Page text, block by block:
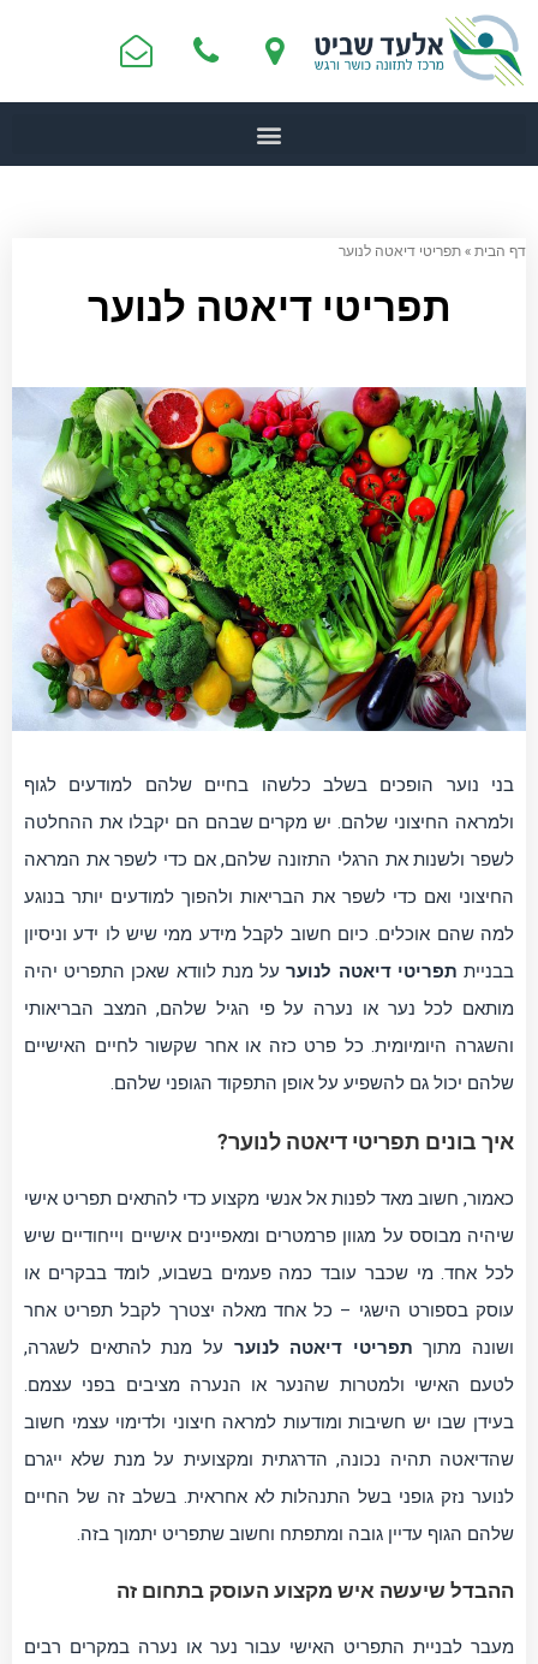
דף הבית»תפריטי דיאטה לנוער
תפריטי דיאטה לנוער
בני נוער הופכים בשלב כלשהו בחיים שלהם למודעים לגוף
ולמראה החיצוני שלהם. יש מקרים שבהם הם יקבלו את ההחלטה
לשפר ולשנות את הרגלי התזונה שלהם, אם כדי לשפר את המראה
החיצוני ואם כדי לשפר את הבריאות ולהפוך למודעים יותר בנוגע
למה שהם אוכלים. כיום חשוב לקבל מידע ממי שיש לו ידע וניסיון
בבניית תפריטי דיאטה לנוערעל מנת לוודא שאכן התפריט יהיה
מותאם לכל נער או נערה על פי הגיל שלהם, המצב הבריאותי
והשגרה היומיומית. כל פרט כזה או אחר שקשור לחיים האישיים
שלהם יכול גם להשפיע על אופן התפקוד הגופני שלהם.
איך בונים תפריטי דיאטה לנוער?
כאמור, חשוב מאד לפנות אל אנשי מקצוע כדי להתאים תפריט אישי
שיהיה מבוסס על מגוון פרמטרים ומאפיינים אישיים וייחודיים שיש
לכל אחד. מי שכבר עובד כמה פעמים בשבוע, לומד בבקרים או
עוסק בספורט הישגי – כל אחד מאלה יצטרך לקבל תפריט אחר
ושונה מתוך תפריטי דיאטה לנוער על מנת להתאים לשגרה,
לטעם האישי ולמטרות שהנער או הנערה מציבים בפני עצמם.
בעידן שבו יש חשיבות ומודעות למראה חיצוני ולדימוי עצמי חשוב
שהדיאטה תהיה נכונה, הדרגתית ומקצועית על מנת שלא ייגרם
לנוער נזק גופני בשל התנהלות לא אחראית. בשלב זה של החיים
שלהם הגוף עדיין גובה ומתפתח וחשוב שתפריט יתמוך בזה.
ההבדל שיעשה איש מקצוע העוסק בתחום זה
מעבר לבניית התפריט האישי עבור נער או נערה במקרים רבים